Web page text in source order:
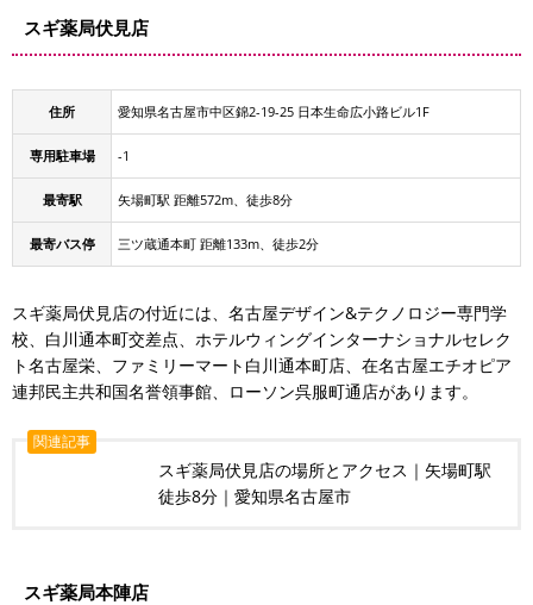
スギ薬局伏見店
住所 愛知県名古屋市中区錦2-19-25 日本生命広小路ビル1F
専用駐車場 -1
最寄駅 矢場町駅 距離572m、徒歩8分
最寄バス停 三ツ蔵通本町 距離133m、徒歩2分
スギ薬局伏見店の付近には、名古屋デザイン&テクノロジー専門学
校、白川通本町交差点、ホテルウィングインターナショナルセレク
ト名古屋栄、ファミリーマート白川通本町店、在名古屋エチオピア
連邦民主共和国名誉領事館、ローソン呉服町通店があります。
関連記事
スギ薬局伏見店の場所とアクセス｜矢場町駅
徒歩8分｜愛知県名古屋市
スギ薬局本陣店